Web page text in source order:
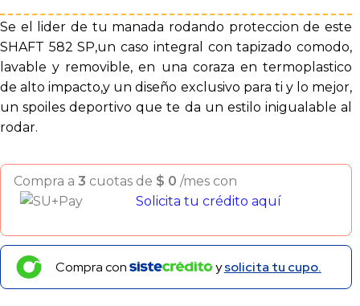
Se el lider de tu manada rodando proteccion de este
SHAFT 582 SP,un caso integral con tapizado comodo,
lavable y removible, en una coraza en termoplastico
de alto impacto,y un diseño exclusivo para ti y lo mejor,
un spoiles deportivo que te da un estilo inigualable al
rodar.
Compra a 3 cuotas de $ 0 /mes con
Solicita tu crédito aquí
Compra con ysolicita tu cupo.